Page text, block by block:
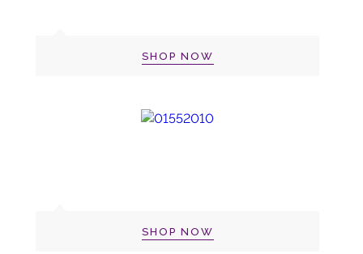
SHOP NOW
SHOP NOW